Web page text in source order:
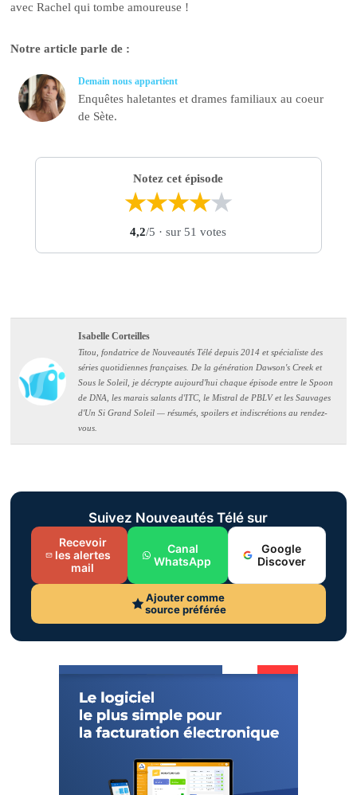
avec Rachel qui tombe amoureuse !
Notre article parle de :
Demain nous appartient
Enquêtes haletantes et drames familiaux au coeur
de Sète.
Notez cet épisode
★★★★★
4,2/5 · sur 51 votes
Isabelle Corteilles
Titou, fondatrice de Nouveautés Télé depuis 2014 et spécialiste des
séries quotidiennes françaises. De la génération Dawson's Creek et
Sous le Soleil, je décrypte aujourd'hui chaque épisode entre le Spoon
de DNA, les marais salants d'ITC, le Mistral de PBLV et les Sauvages
d'Un Si Grand Soleil — résumés, spoilers et indiscrétions au rendez-
vous.
Suivez Nouveautés Télé sur
Recevoir
les alertes
mail
Canal
WhatsApp
Google
Discover
Ajouter comme
source préférée